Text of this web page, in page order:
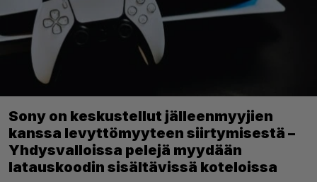
Sony on keskustellut jälleenmyyjien
kanssa levyttömyyteen siirtymisestä –
Yhdysvalloissa pelejä myydään
latauskoodin sisältävissä koteloissa